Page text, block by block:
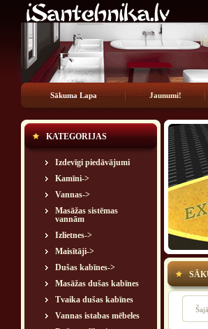
Sākuma Lapa Jaunumi!
KATEGORIJAS
Izdevīgi piedāvājumi
Kamīni->
Vannas->
Masāžas sistēmas
vannām
Izlietnes->
Maisītāji->
Dušas kabīnes->
Masāžas dušas kabīnes
Tvaika dušas kabīnes
Vannas istabas mēbeles